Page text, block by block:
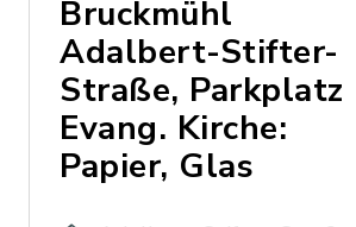
Bruckmühl
Adalbert-Stifter-
Straße, Parkplatz
Evang. Kirche:
Papier, Glas